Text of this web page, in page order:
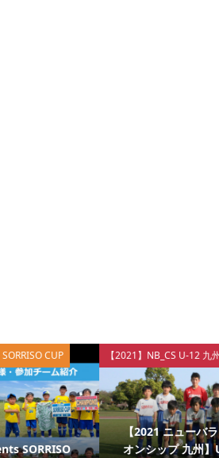
【2021】NB_CS U-12 九州大会
【2021 ニューバランスチャンピ
オンシップ 九州】U-12：決勝T